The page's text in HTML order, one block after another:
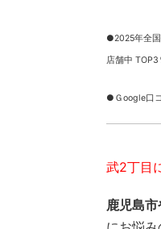
●2025年全国
店舗中 TOP3
●Ｇoogle口
武2丁目
鹿児島